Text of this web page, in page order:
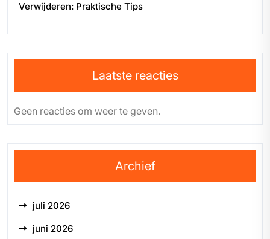
Verwijderen: Praktische Tips
Laatste reacties
Geen reacties om weer te geven.
Archief
juli 2026
juni 2026